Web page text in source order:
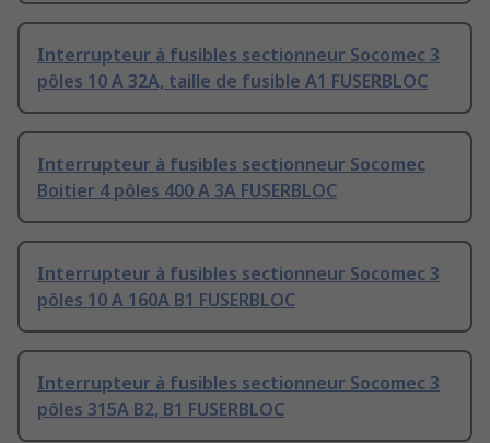
Interrupteur à fusibles sectionneur Socomec 3
pôles 10 A 32A, taille de fusible A1 FUSERBLOC
Interrupteur à fusibles sectionneur Socomec
Boitier 4 pôles 400 A 3A FUSERBLOC
Interrupteur à fusibles sectionneur Socomec 3
pôles 10 A 160A B1 FUSERBLOC
Interrupteur à fusibles sectionneur Socomec 3
pôles 315A B2, B1 FUSERBLOC